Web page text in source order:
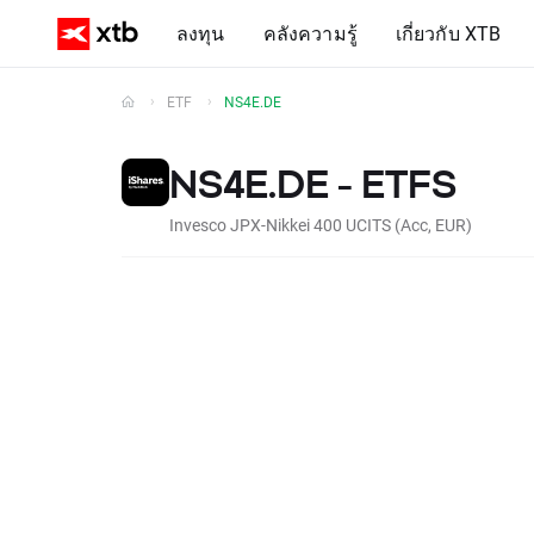
ลงทุน คลังความรู้ เกี่ยวกับ XTB
ETF NS4E.DE
NS4E.DE - ETFS
Invesco JPX-Nikkei 400 UCITS (Acc, EUR)